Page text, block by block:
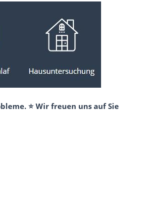
⭐ Wir freuen uns auf Sie